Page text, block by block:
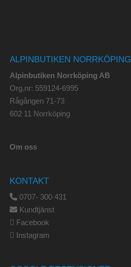
ALPINBUTIKEN NORRKÖPING
Alpinbutiken Norrköping AB
Org.nr: 559124-6995
Rågången 71-73
602 11 Norrköping
Om oss
KONTAKT
0707- 300 431
Kundtjänst
Facebook
Instagram